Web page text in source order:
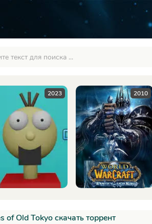
2010 2016
of Old Tokyo скачать торрент